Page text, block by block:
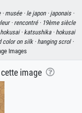
·musée · le japon · japonais ·
· rencontré · 19ème siècle
hokusai · katsushika · hokusai
color on silk ·hanging scrol ·
Images
image